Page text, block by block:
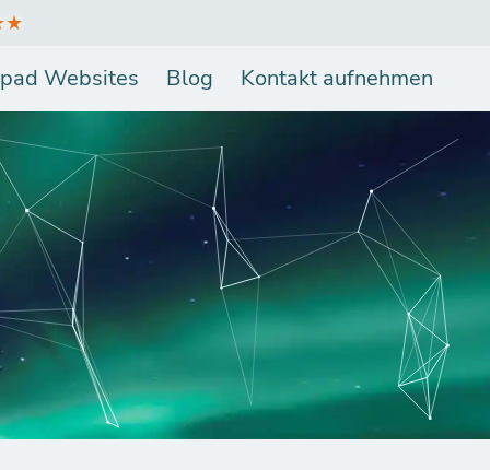
Websites Blog Kontakt aufnehmen